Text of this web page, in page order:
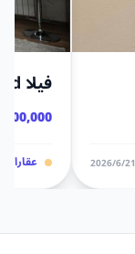
21‏/6‏/2026
فيلا Lukavac Grad
KM
عقارات